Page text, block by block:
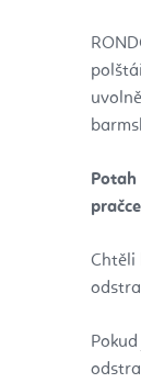
Potah
Chtěli